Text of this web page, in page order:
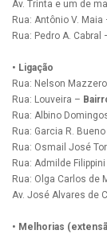
Av. Trinta e um de
Rua: Antônio V. Maia
Rua: Pedro A. Cabral
• Ligação
Rua: Nelson
Rua: Louveira –
Rua: Albino
Rua: Garcia R.
Rua: Osmail José
Rua: Admilde
Rua: Olga Carlos de
Av. José Alvares de
• Melhorias